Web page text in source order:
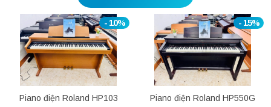
- 10%
Piano điện Roland HP103
- 15%
Piano điện Roland HP550G